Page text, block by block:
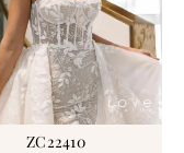
ZC22410